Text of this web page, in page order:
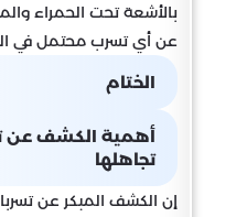
بالأشعة تحت الحمراء
عن أي تسرب محتمل في
الختام
أهمية الكشف عن
تجاهلها
إن الكشف المبكر عن